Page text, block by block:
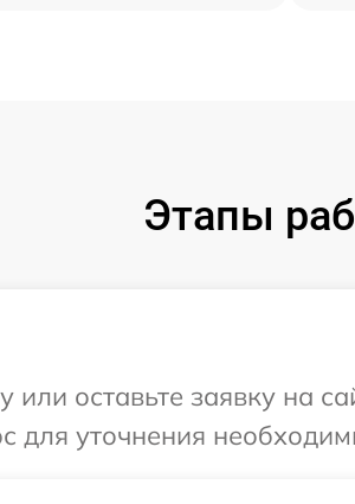
Этапы
оставьте заявку на
для уточнения